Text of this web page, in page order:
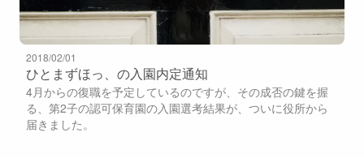
2018/02/01
ひとまずほっ、の入園内定通知
4月からの復職を予定しているのですが、その成否の鍵を握
る、第2子の認可保育園の入園選考結果が、ついに役所から
届きました。